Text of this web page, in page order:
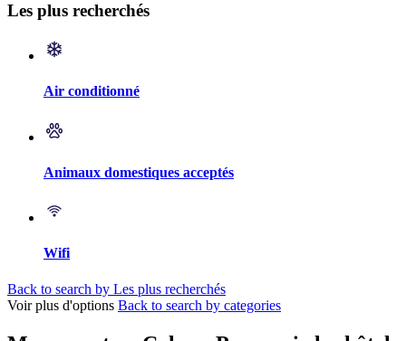
Les plus recherchés
Air conditionné
Animaux domestiques acceptés
Wifi
Back to search by Les plus recherchés
Voir plus d'options Back to search by categories